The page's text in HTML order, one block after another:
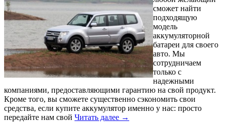
сможет найти
подходящую
модель
аккумуляторной
батареи для своего
авто. Мы
сотрудничаем
только с
надежными
компаниями, предоставляющими гарантию на свой продукт.
Кроме того, вы сможете существенно сэкономить свои
средства, если купите аккумулятор именно у нас: просто
передайте нам свой Читать далее →